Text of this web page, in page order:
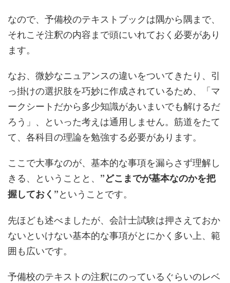
なので、予備校のテキストブックは隅から隅まで、
それこそ注釈の内容まで頭にいれておく必要があり
ます。
なお、微妙なニュアンスの違いをついてきたり、引
っ掛けの選択肢を巧妙に作成されているため、「マ
ークシートだから多少知識があいまいでも解けるだ
ろう」、といった考えは通用しません。筋道をたて
て、各科目の理論を勉強する必要があります。
ここで大事なのが、基本的な事項を漏らさず理解し
きる、ということと、 ”どこまでが基本なのかを把
握しておく”ということです。
先ほども述べましたが、会計士試験は押さえておか
ないといけない基本的な事項がとにかく多い上、範
囲も広いです。
予備校のテキストの注釈にのっているぐらいのレベ